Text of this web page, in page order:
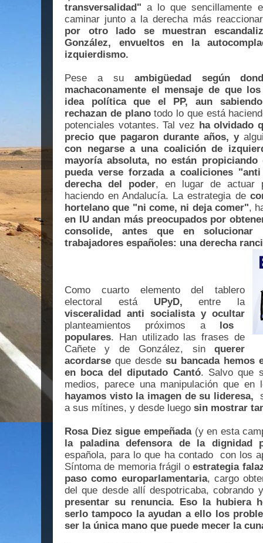
transversalidad" a lo que sencillamente
caminar junto a la derecha más
por otro lado se muestran
González, envueltos en la
izquierdismo.
Pese a suambigüedad según
machaconamente el mensaje de que
idea política que el PP, aun
rechazan de planotodo lo que está
potenciales votantes. Tal vez ha olvidado
precio que pagaron durante años, y
con negarse a una coalición de
mayoría absoluta, no están
pueda verse forzada a coaliciones
derecha del poder, en lugar de actuar
haciendo en Andalucía. La estrategia de
hortelano que "ni come, ni deja comer",
en IU andan más preocupados por
consolide, antes que en
trabajadores españoles: una derecha
Como cuarto elemento del tablero
electoral está UPyD, entre la
visceralidad anti socialista y ocultar
planteamientos próximos a los
populares. Han utilizado las frases de
Cañete y de González, sin querer
acordarse que desde su bancada hemos
en boca del diputado Cantó. Salvo que
medios, parece una manipulación que
hayamos visto la imagen de su lideresa,
a sus mítines, y desde luego sin mostrar
Rosa Diez sigue empeñada(y en esta
la paladina defensora de la dignidad
española, para lo que ha contado con los
Síntoma de memoria frágil oestrategia
paso como europarlamentaria, cargo
del que desde allí despotricaba, cobrando
presentar su renuncia. Eso la hubiera
serlo tampoco la ayudan a ello los
ser la única mano que puede mecer la